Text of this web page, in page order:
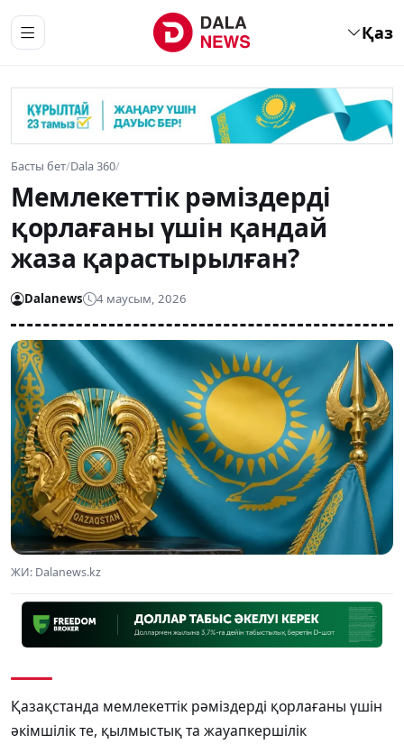
Қаз
Басты бет/Dala 360/
Мемлекеттік рәміздерді
қорлағаны үшін қандай
жаза қарастырылған?
Dalanews 4 маусым, 2026
ЖИ: Dalanews.kz
Қазақстанда мемлекеттік рәміздерді қорлағаны үшін
әкімшілік те, қылмыстық та жауапкершілік